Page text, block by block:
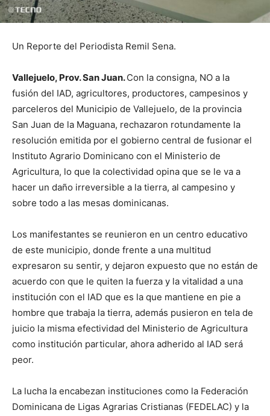
Un Reporte del Periodista Remil Sena.
Vallejuelo, Prov. San Juan.Con la consigna, NO a la
fusión del IAD, agricultores, productores, campesinos y
parceleros del Municipio de Vallejuelo, de la provincia
San Juan de la Maguana, rechazaron rotundamente la
resolución emitida por el gobierno central de fusionar el
Instituto Agrario Dominicano con el Ministerio de
Agricultura, lo que la colectividad opina que se le va a
hacer un daño irreversible a la tierra, al campesino y
sobre todo a las mesas dominicanas.
Los manifestantes se reunieron en un centro educativo
de este municipio, donde frente a una multitud
expresaron su sentir, y dejaron expuesto que no están de
acuerdo con que le quiten la fuerza y la vitalidad a una
institución con el IAD que es la que mantiene en pie a
hombre que trabaja la tierra, además pusieron en tela de
juicio la misma efectividad del Ministerio de Agricultura
como institución particular, ahora adherido al IAD será
peor.
La lucha la encabezan instituciones como la Federación
Dominicana de Ligas Agrarias Cristianas (FEDELAC) y la